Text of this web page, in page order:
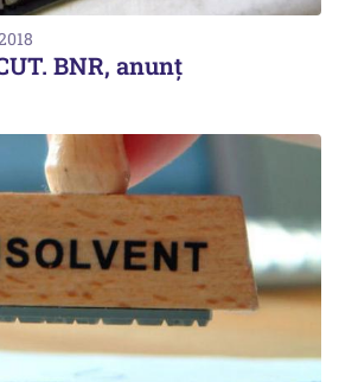
BNR, anunț